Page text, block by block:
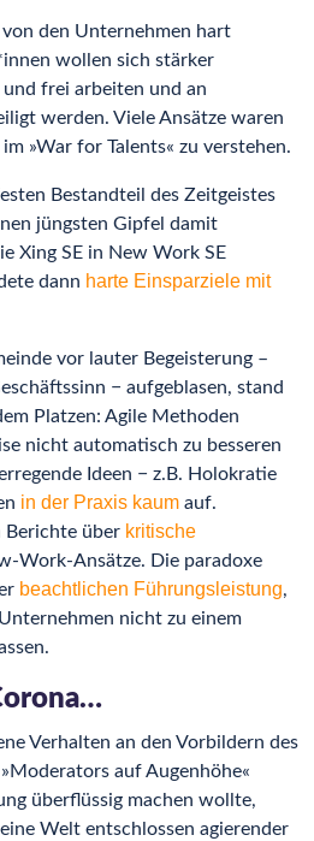
den Unternehmen hart
wollen sich stärker
frei arbeiten und an
werden. Viele Ansätze waren
»War for Talents« zu verstehen.
Bestandteil des Zeitgeistes
jüngsten Gipfel damit
Xing SE in New Work SE
dann harte Einsparziele mit
vor lauter Begeisterung –
− aufgeblasen, stand
Platzen: Agile Methoden
nicht automatisch zu besseren
Ideen − z.B. Holokratie
in der Praxis kaum auf.
Berichte über kritische
Work-Ansätze. Die paradoxe
beachtlichen Führungsleistung,
nicht zu einem
Verhalten an den Vorbildern des
auf Augenhöhe«
überflüssig machen wollte,
Welt entschlossen agierender